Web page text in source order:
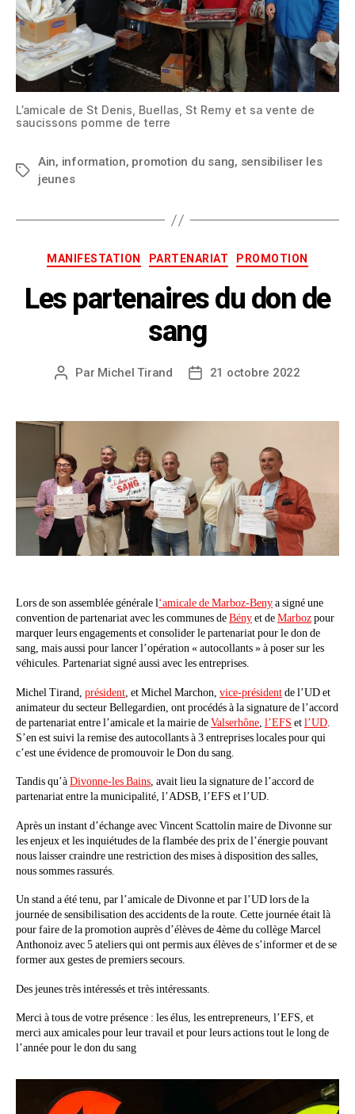
L’amicale de St Denis, Buellas, St Remy et sa vente de
saucissons pomme de terre
Ain, information, promotion du sang, sensibiliser les
jeunes
MANIFESTATION PARTENARIAT PROMOTION
Les partenaires du don de
sang
Par Michel Tirand 21 octobre 2022
Lors de son assemblée générale l‘amicale de Marboz-Benya signé une
convention de partenariat avec les communes deBényet deMarbozpour
marquer leurs engagements et consolider le partenariat pour le don de
sang, mais aussi pour lancer l’opération « autocollants » à poser sur les
véhicules. Partenariat signé aussi avec les entreprises.
Michel Tirand, président, et Michel Marchon, vice-présidentde l’UD et
animateur du secteur Bellegardien, ont procédés à la signature de l’accord
de partenariat entre l’amicale et la mairie deValserhône, l’EFS etl’UD.
S’en est suivi la remise des autocollants à 3 entreprises locales pour qui
c’est une évidence de promouvoir le Don du sang.
Tandis qu’àDivonne-les Bains, avait lieu la signature de l’accord de
partenariat entre la municipalité, l’ADSB, l’EFS et l’UD.
Après un instant d’échange avec Vincent Scattolin maire de Divonne sur
les enjeux et les inquiétudes de la flambée des prix de l’énergie pouvant
nous laisser craindre une restriction des mises à disposition des salles,
nous sommes rassurés.
Un stand a été tenu, par l’amicale de Divonne et par l’UD lors de la
journée de sensibilisation des accidents de la route. Cette journée était là
pour faire de la promotion auprès d’élèves de 4ème du collège Marcel
Anthonoiz avec 5 ateliers qui ont permis aux élèves de s’informer et de se
former aux gestes de premiers secours.
Des jeunes très intéressés et très intéressants.
Merci à tous de votre présence : les élus, les entrepreneurs, l’EFS, et
merci aux amicales pour leur travail et pour leurs actions tout le long de
l’année pour le don du sang